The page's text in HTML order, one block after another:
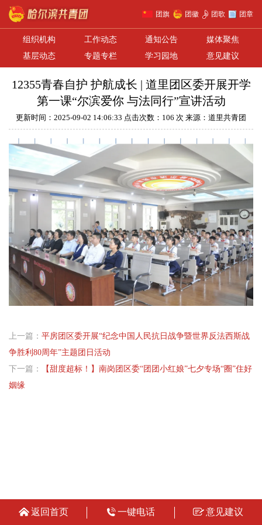
团旗 团徽 团歌 团章
组织机构 工作动态 通知公告
媒体聚焦
基层动态
专题专栏 学习园地 意见建议
12355青春自护 护航成长 | 道里团区委开展开学
第一课“尔滨爱你 与法同行”宣讲活动
更新时间：2025-09-02 14:06:33 点击次数：106 次 来源：道里共青团
上一篇： 平房团区委开展“纪念中国人民抗日战争暨世界反法西斯战
争胜利80周年”主题团日活动
下一篇：
【甜度超标！】南岗团区委“团团小红娘”七夕专场“圈”住好
姻缘
返回首页 一键电话 意见建议